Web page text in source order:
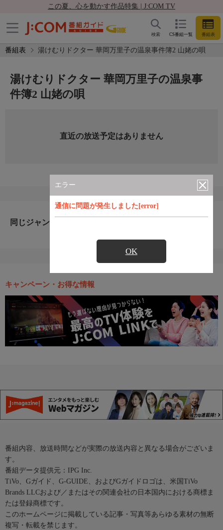
この夏、心を動かす作品特集 | J:COM TV
CS番組一覧 番組表
検索
番組表 湯けむりドクター 華岡万里子の温泉事件簿2 山姥の唄
エラー
通信に問題が発生しました[error]
OK
湯けむりドクター 華岡万里子の温泉事
件簿2 山姥の唄
直近の放送予定はありません
同じジャンルのおすすめ番組
キャンペーン・お得な情報
番組内容、放送時間などが実際の放送内容と異なる場合がございま
す。
番組データ提供元：IPG Inc.
TiVo、Gガイド、G-GUIDE、およびGガイドロゴは、米国TiVo
Brands LLCおよび／またはその関連会社の日本国内における商標ま
たは登録商標です。
このホームページに掲載している記事・写真等あらゆる素材の無断
複写・転載を禁じます。